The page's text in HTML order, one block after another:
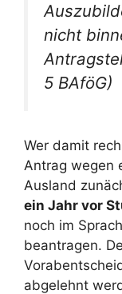
nicht
5 BAföG)
Wer damit
Antrag wegen
Ausland
ein Jahr vor
noch im
beantragen.
abgelehnt